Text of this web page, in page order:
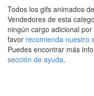
Todos los gifs animados
Vendedores de esta
ningún cargo adicional
favor recomienda nuestro
Puedes encontrar más
sección de ayuda.